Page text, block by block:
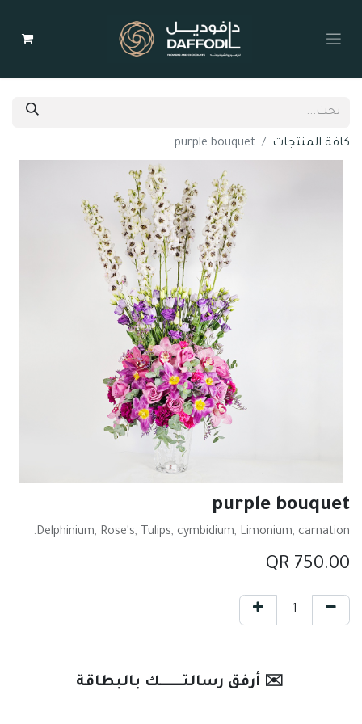
كافة المنتجات purple bouquet
purple bouquet
Delphinium, Rose's, Tulips, cymbidium, Limonium, carnation.
750.00
✉️ أرفق رسالتـــــــك بالبطاقة